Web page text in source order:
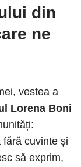
din
ne
vestea a
Lorena Boni
cuvinte și
să exprim,